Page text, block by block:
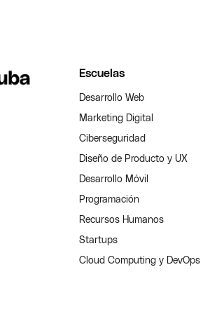
Escuelas
Desarrollo Web
Marketing Digital
Ciberseguridad
Diseño de Producto y UX
Desarrollo Móvil
Programación
Recursos Humanos
Startups
Cloud Computing y DevOps